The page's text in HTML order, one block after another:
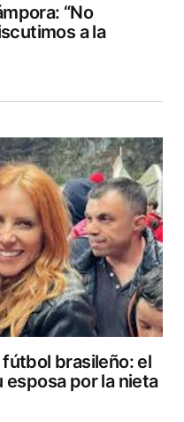
“No
a la
brasileño: el
esposa por la nieta